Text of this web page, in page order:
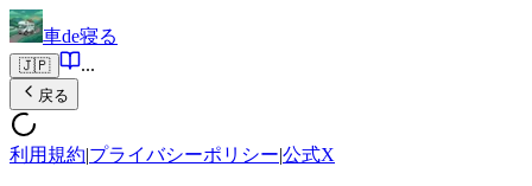
車de寝る
🇯🇵 ...
戻る
利用規約|プライバシーポリシー|公式X